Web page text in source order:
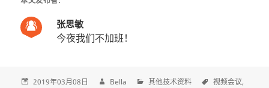
张思敏
今夜我们不加班！
2019年03月08日 Bella 其他技术资料
视频会议